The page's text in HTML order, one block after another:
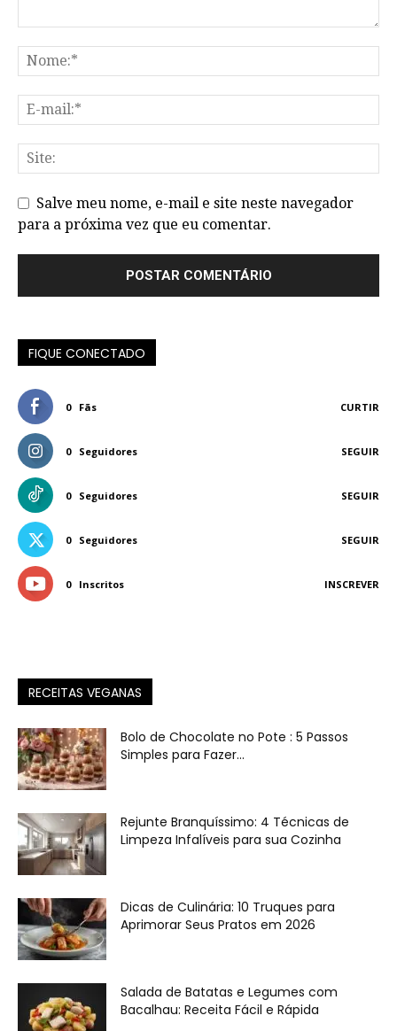
Salve meu nome, e-mail e site neste navegador
para a próxima vez que eu comentar.
FIQUE CONECTADO
0 Fãs CURTIR
0 Seguidores SEGUIR
0 Seguidores SEGUIR
0 Seguidores SEGUIR
0 Inscritos INSCREVER
RECEITAS VEGANAS
Bolo de Chocolate no Pote : 5 Passos
Simples para Fazer...
Rejunte Branquíssimo: 4 Técnicas de
Limpeza Infalíveis para sua Cozinha
Dicas de Culinária: 10 Truques para
Aprimorar Seus Pratos em 2026
Salada de Batatas e Legumes com
Bacalhau: Receita Fácil e Rápida